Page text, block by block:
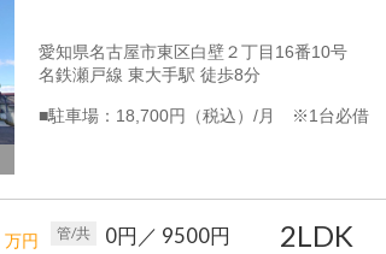
愛知県名古屋市東区白壁２丁目16番10号
名鉄瀬戸線 東大手駅 徒歩8分
■駐車場：18,700円（税込）/月 ※1台必借
万円 管/共 0円 ／ 9500円 2LDK